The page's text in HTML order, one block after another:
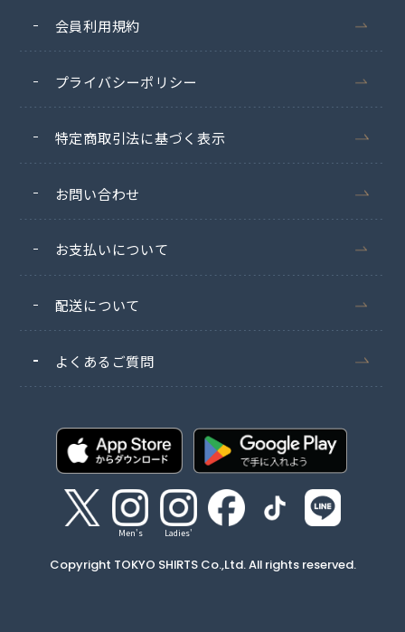
会員利用規約
プライバシーポリシー
特定商取引法に基づく表示
お問い合わせ
お支払いについて
配送について
よくあるご質問
Men's Ladies'
Copyright TOKYO SHIRTS Co.,Ltd. All rights reserved.